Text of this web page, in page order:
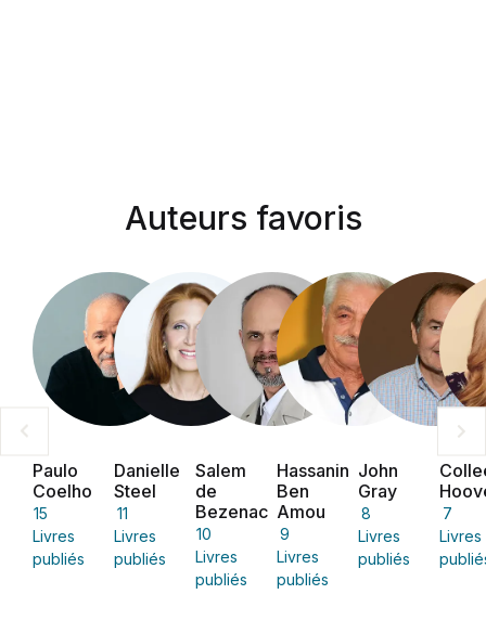
Auteurs favoris
Paulo
Coelho
15
Livres
publiés
Danielle
Steel
11
Livres
publiés
Salem
de
Bezenac
10
Livres
publiés
Hassanin
Ben
Amou
9
Livres
publiés
John
Gray
8
Livres
publiés
7
Livres